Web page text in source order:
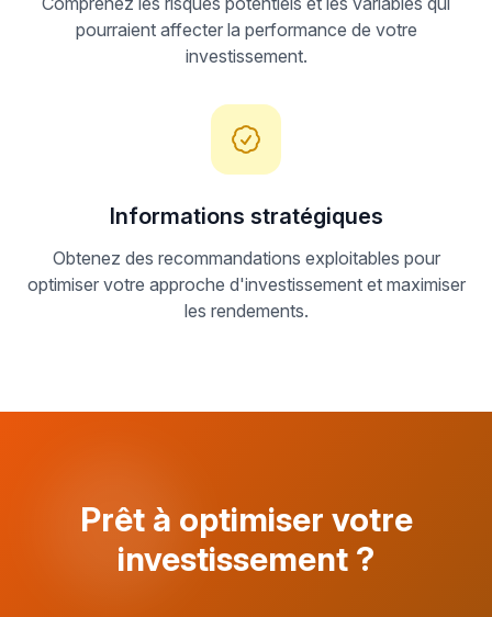
pourraient affecter la performance de votre
investissement.
Informations stratégiques
Obtenez des recommandations exploitables pour
optimiser votre approche d'investissement et maximiser
les rendements.
Prêt à optimiser votre
investissement ?